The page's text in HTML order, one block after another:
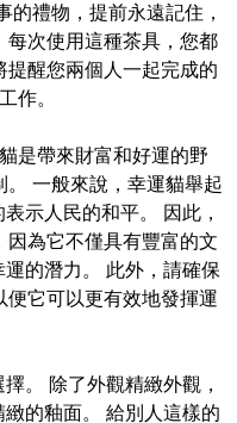
的禮物，提前永遠記住，
每次使用這種茶具，您都
醒您兩個人一起完成的
作。
是帶來財富和好運的野
一般來說，幸運貓舉起
示人民的和平。 因此，
為它不僅具有豐富的文
的潛力。 此外，請確保
它可以更有效地發揮運
。 除了外觀精緻外觀，
的釉面。 給別人這樣的